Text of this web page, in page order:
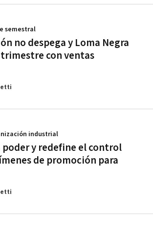
no despega y Loma Negra
con ventas
semestral
poder y redefine el control
de promoción para
industrial